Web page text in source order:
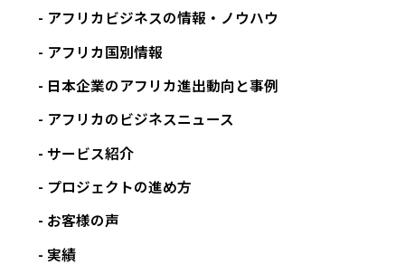
アフリカビジネスの情報・ノウハウ
アフリカ国別情報
日本企業のアフリカ進出動向と事例
アフリカのビジネスニュース
サービス紹介
プロジェクトの進め方
お客様の声
実績